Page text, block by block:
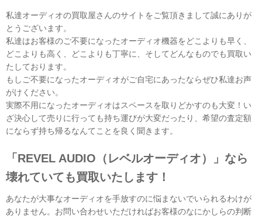
私達オーディオの買取屋さんのサイトをご覧頂きまして誠にありが
とうございます。
私達はお客様のご不要になったオーディオ機器をどこよりも早く、
どこよりも高く、どこよりも丁寧に、そしてどんなものでも買取い
たしております。
もしご不要になったオーディオがご自宅にあったならぜひ私達お声
がけください。
実際不用になったオーディオはスペースを取りどかすのも大変！い
ざ決心して売りに行っても持ち運びが大変だったり、希望の査定額
にならず持ち帰るなんてことを良く聞きます。
「REVEL AUDIO（レベルオーディオ）」なら
壊れていても買取いたします！
あなたが大事なオーディオを手放すのに悩まないでいられるわけが
ありません。お問い合わせいただければお客様のなにかしらの判断